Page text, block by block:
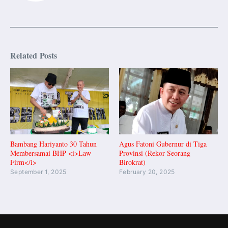
Related Posts
Bambang Hariyanto 30 Tahun
Membersamai BHP <i>Law
Firm</i>
September 1, 2025
Agus Fatoni Gubernur di Tiga
Provinsi (Rekor Seorang
Birokrat)
February 20, 2025